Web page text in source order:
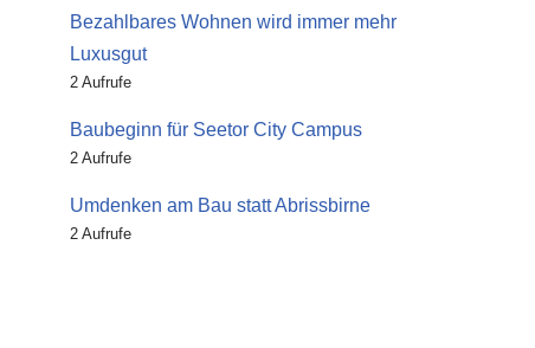
Bezahlbares Wohnen wird immer mehr
Luxusgut
2 Aufrufe
Baubeginn für Seetor City Campus
2 Aufrufe
Umdenken am Bau statt Abrissbirne
2 Aufrufe